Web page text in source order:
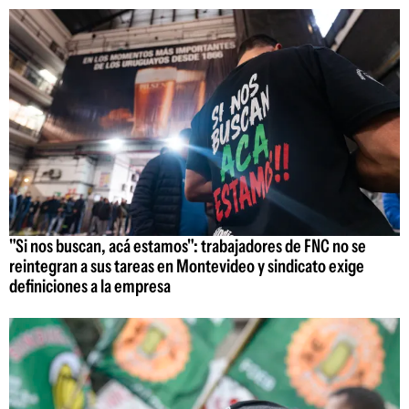
"Si nos buscan, acá estamos": trabajadores de FNC no se
reintegran a sus tareas en Montevideo y sindicato exige
definiciones a la empresa